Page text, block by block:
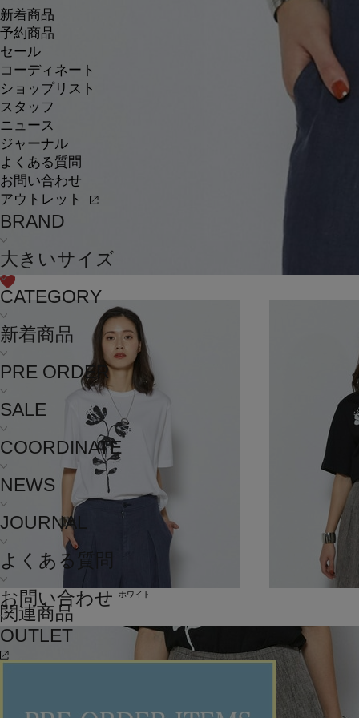
新着商品
予約商品
セール
コーディネート
ショップリスト
スタッフ
ニュース
ジャーナル
よくある質問
お問い合わせ
アウトレット
BRAND
大きいサイズ
CATEGORY
新着商品
PRE ORDER
SALE
COORDINATE
NEWS
JOURNAL
よくある質問
お問い合わせ
OUTLET
ホワイト
関連商品